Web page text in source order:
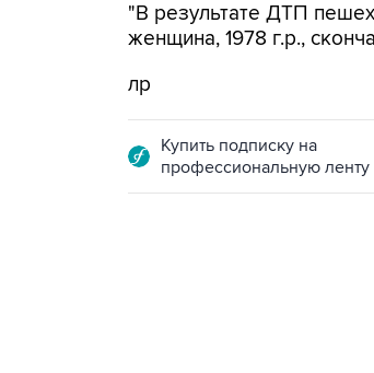
"В результате ДТП
женщина, 1978 г.р.,
лр
Купить подписку на
профессиональную ленту